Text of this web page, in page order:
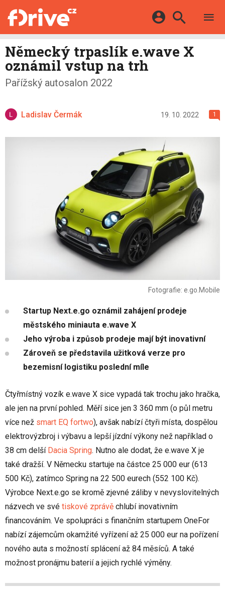
KATALOG
MAPA STANIC
HYBRIDY
E-MOTORSPORT
OSTATNÍ
Facebook Google
Německý trpaslík e.wave X
oznámil vstup na trh
Pařížský autosalon 2022
Ladislav Čermák 19. 10. 2022 1
Fotografie: e.go.Mobile
Startup Next.e.go oznámil zahájení prodeje
městského miniauta e.wave X
Jeho výroba i způsob prodeje mají být inovativní
Zároveň se představila užitková verze pro
bezemisní logistiku poslední míle
Čtyřmístný vozík e.wave X sice vypadá tak trochu jako hračka,
ale jen na první pohled. Měří sice jen 3 360 mm (o půl metru
více než smart EQ fortwo), avšak nabízí čtyři místa, dospělou
elektrovýzbroj i výbavu a lepší jízdní výkony než například o
38 cm delší Dacia Spring. Nutno ale dodat, že e.wave X je
také dražší. V Německu startuje na částce 25 000 eur (613
500 Kč), zatímco Spring na 22 500 eurech (552 100 Kč).
Výrobce Next.e.go se kromě zjevné záliby v nevyslovitelných
názvech ve své tiskové zprávě chlubí inovativním
financováním. Ve spolupráci s finančním startupem OneFor
nabízí zájemcům okamžité vyřízení až 25 000 eur na pořízení
nového auta s možností splácení až 84 měsíců. A také
možnost pronájmu baterií a jejich rychlé výměny.